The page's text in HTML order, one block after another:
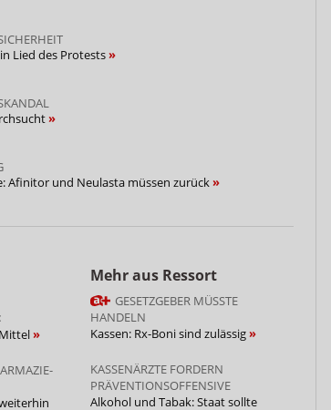
Lied des Protests
Afinitor und Neulasta müssen zurück
Mehr aus Ressort
GESETZGEBER MÜSSTE
HANDELN
Kassen: Rx-Boni sind zulässig
KASSENÄRZTE FORDERN
PRÄVENTIONSOFFENSIVE
Alkohol und Tabak: Staat sollte